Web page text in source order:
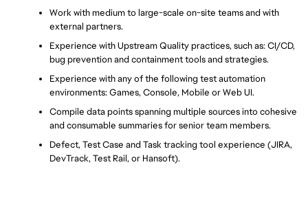
Work with medium to large-scale on-site teams and with
external partners.
Experience with Upstream Quality practices, such as: CI/CD,
bug prevention and containment tools and strategies.
Experience with any of the following test automation
environments: Games, Console, Mobile or Web UI.
Compile data points spanning multiple sources into cohesive
and consumable summaries for senior team members.
Defect, Test Case and Task tracking tool experience (JIRA,
DevTrack, Test Rail, or Hansoft).